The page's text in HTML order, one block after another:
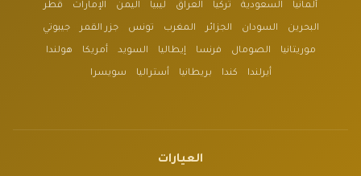
ألمانيا السعودية تركيا العراق ليبيا اليمن الإمارات قطر
البحرين السودان الجزائر المغرب تونس جزر القمر جيبوتي
موريتانيا الصومال فرنسا إيطاليا السويد أمريكا هولندا
أيرلندا كندا بريطانيا أستراليا سويسرا
العيارات